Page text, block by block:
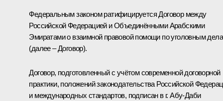
Федеральным законом ратифицируется Договор между
Российской Федерацией и Объединёнными Арабскими
Эмиратами о взаимной правовой помощи по уголовным
(далее – Договор).
Договор, подготовленный с учётом современной договорной
практики, положений законодательства Российской
и международных стандартов, подписан в г. Абу-Даби